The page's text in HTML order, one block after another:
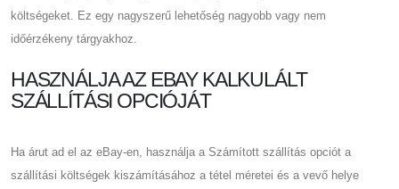
költségeket. Ez egy nagyszerű lehetőség nagyobb vagy nem
időérzékeny tárgyakhoz.
HASZNÁLJA AZ EBAY KALKULÁLT
SZÁLLÍTÁSI OPCIÓJÁT
Ha árut ad el az eBay-en, használja a Számított szállítás opciót a
szállítási költségek kiszámításához a tétel méretei és a vevő helye